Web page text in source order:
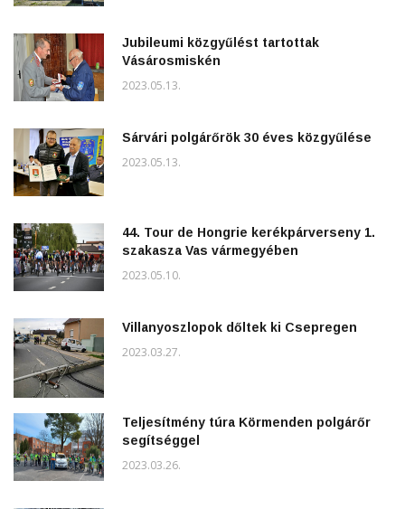
Jubileumi közgyűlést tartottak
Vásárosmiskén
2023.05.13.
Sárvári polgárőrök 30 éves közgyűlése
2023.05.13.
44. Tour de Hongrie kerékpárverseny 1.
szakasza Vas vármegyében
2023.05.10.
Villanyoszlopok dőltek ki Csepregen
2023.03.27.
Teljesítmény túra Körmenden polgárőr
segítséggel
2023.03.26.